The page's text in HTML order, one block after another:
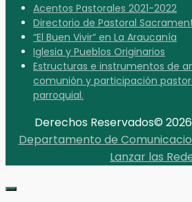
Acentos Pastorales 2021-2022
Directorio de Pastoral
“El Buen Vivir” en La Araucanía
Iglesia y Pueblos Originarios
Estructuras e instrumentos de
comunión y participación
parroquial.
Derechos Reservados©
Departamento de
Lanzar las